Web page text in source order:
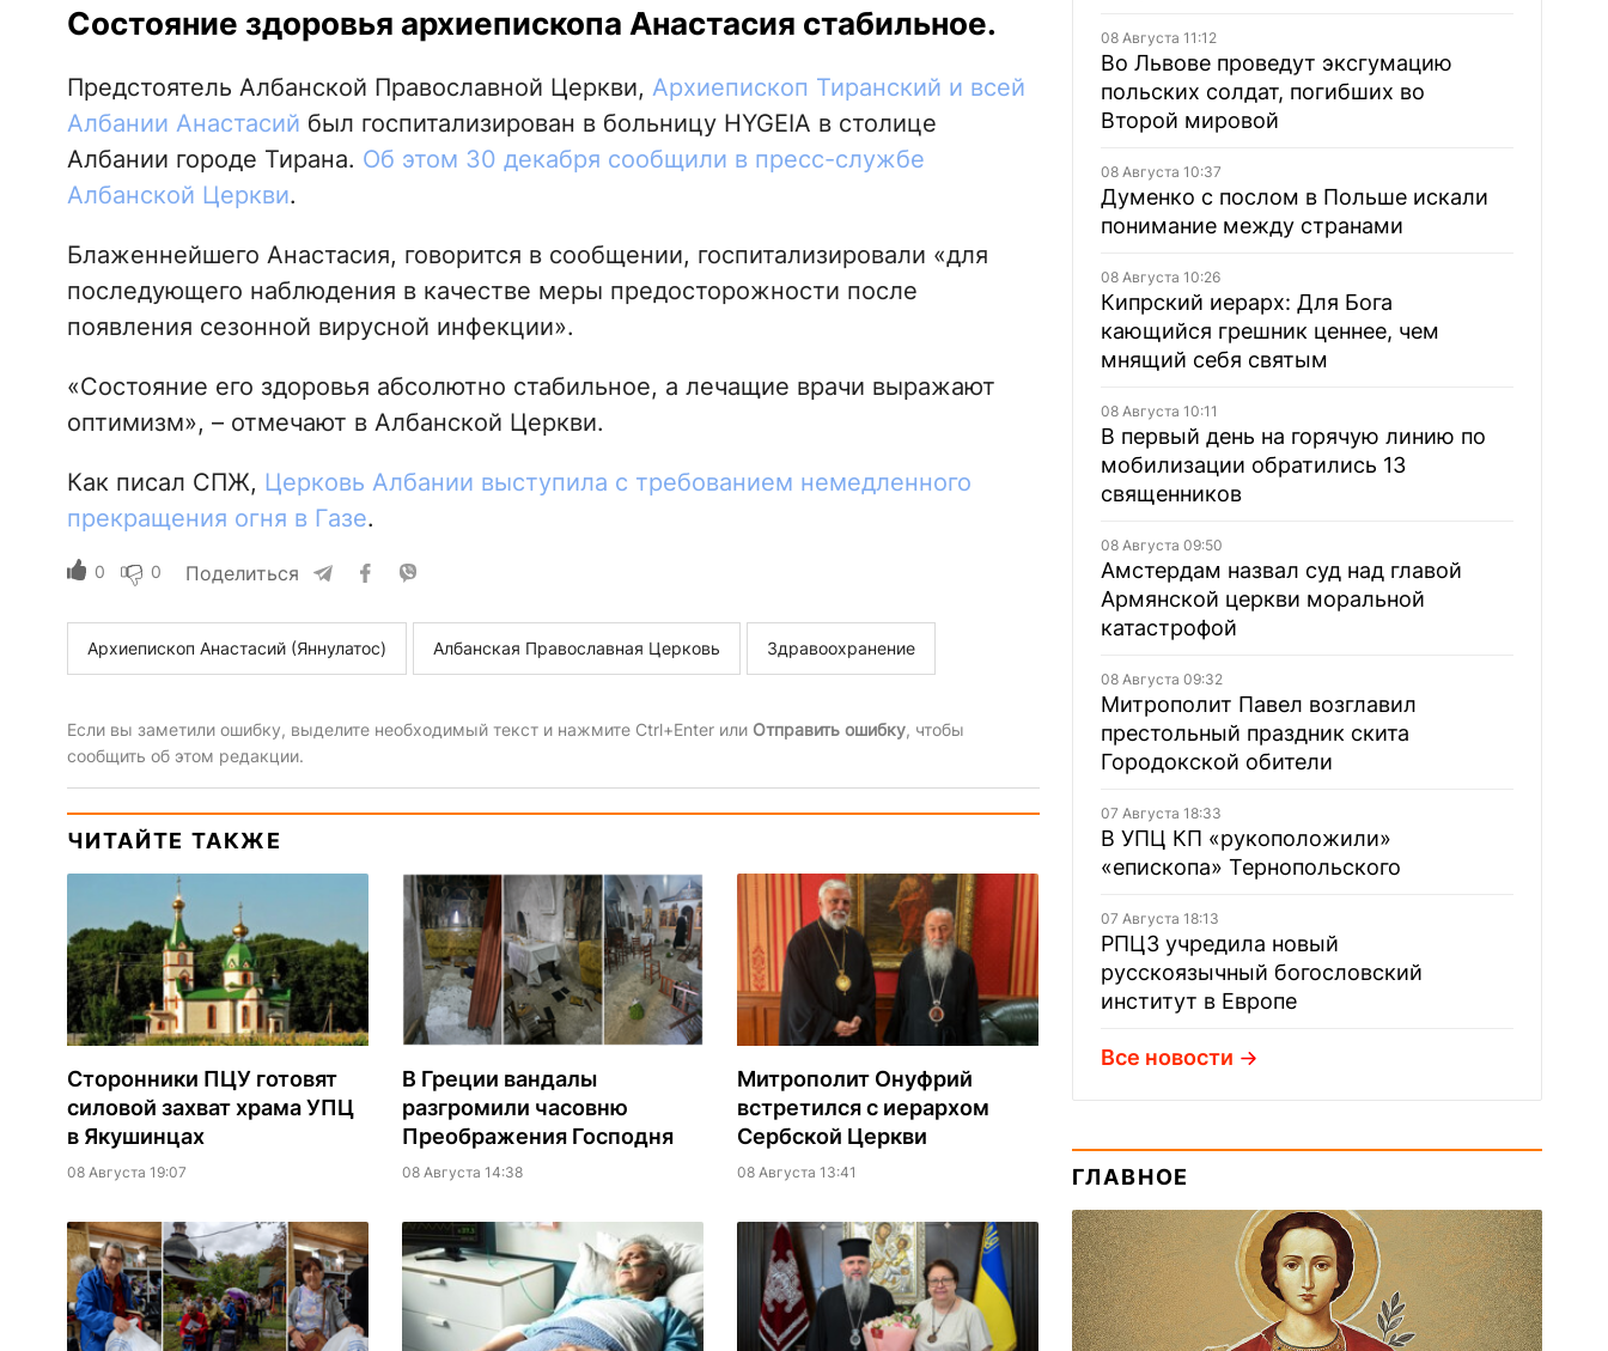
Состояние здоровья архиепископа Анастасия стабильное.
Предстоятель Албанской Православной Церкви, Архиепископ Тиранский и всей
Албании Анастасий был госпитализирован в больницу HYGEIA в столице
Албании городе Тирана. Об этом 30 декабря сообщили в пресс-службе
Албанской Церкви.
Блаженнейшего Анастасия, говорится в сообщении, госпитализировали «для
последующего наблюдения в качестве меры предосторожности после
появления сезонной вирусной инфекции».
«Состояние его здоровья абсолютно стабильное, а лечащие врачи выражают
оптимизм», – отмечают в Албанской Церкви.
Как писал СПЖ, Церковь Албании выступила с требованием немедленного
прекращения огня в Газе.
0 0 Поделиться
Архиепископ Анастасий (Яннулатос) Албанская Православная Церковь Здравоохранение
Если вы заметили ошибку, выделите необходимый текст и нажмите Ctrl+Enter или Отправить ошибку, чтобы
сообщить об этом редакции.
ЧИТАЙТЕ ТАКЖЕ
Сторонники ПЦУ готовят
силовой захват храма УПЦ
в Якушинцах
08 Августа 19:07
В Греции вандалы
разгромили часовню
Преображения Господня
08 Августа 14:38
Митрополит Онуфрий
встретился с иерархом
Сербской Церкви
08 Августа 13:41
08 Августа 11:12
Во Львове проведут эксгумацию
польских солдат, погибших во
Второй мировой
08 Августа 10:37
Думенко с послом в Польше искали
понимание между странами
08 Августа 10:26
Кипрский иерарх: Для Бога
кающийся грешник ценнее, чем
мнящий себя святым
08 Августа 10:11
В первый день на горячую линию по
мобилизации обратились 13
священников
08 Августа 09:50
Амстердам назвал суд над главой
Армянской церкви моральной
катастрофой
08 Августа 09:32
Митрополит Павел возглавил
престольный праздник скита
Городокской обители
07 Августа 18:33
В УПЦ КП «рукоположили»
«епископа» Тернопольского
07 Августа 18:13
РПЦЗ учредила новый
русскоязычный богословский
институт в Европе
Все новости
ГЛАВНОЕ